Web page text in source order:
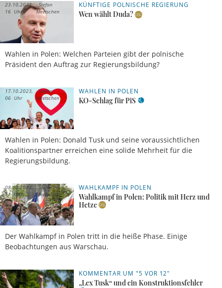
KÜNFTIGE POLNISCHE REGIERUNG
Wen wählt Duda?
Wahlen in Polen: Welchen Parteien gibt der polnische
Präsident den Auftrag zur Regierungsbildung?
23.10.2023,
16 Uhr
Stefan
Meetschen
WAHLEN IN POLEN
KO-Schlag für PiS
Wahlen in Polen: Donald Tusk und seine voraussichtlichen
Koalitionspartner erreichen eine solide Mehrheit für die
Regierungsbildung.
17.10.2023,
06 Uhr
Stefan
Meetschen
WAHLKAMPF IN POLEN
Wahlkampf in Polen: Politik mit Herz und
Hetze
Der Wahlkampf in Polen tritt in die heiße Phase. Einige
Beobachtungen aus Warschau.
08.10.2023,
11 Uhr
Stefan
Meetschen
KOMMENTAR UM "5 VOR 12"
„Lex Tusk“ und ein Konstruktionsfehler
05.06.2023,
11 Uhr
Stefan
Meetschen